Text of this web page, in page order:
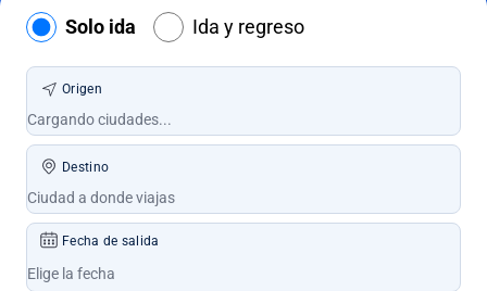
Solo ida Ida y regreso
Origen
Destino
Fecha de salida